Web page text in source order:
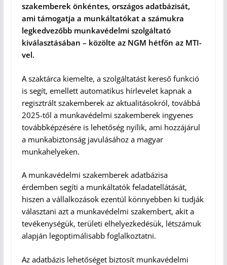
szakemberek önkéntes, országos adatbázisát,
ami támogatja a munkáltatókat a számukra
legkedvezőbb munkavédelmi szolgáltató
kiválasztásában – közölte az NGM hétfőn az MTI-
vel.
A szaktárca kiemelte, a szolgáltatást kereső funkció
is segít, emellett automatikus hírlevelet kapnak a
regisztrált szakemberek az aktualitásokról, továbbá
2025-től a munkavédelmi szakemberek ingyenes
továbbképzésére is lehetőség nyílik, ami hozzájárul
a munkabiztonság javulásához a magyar
munkahelyeken.
A munkavédelmi szakemberek adatbázisa
érdemben segíti a munkáltatók feladatellátását,
hiszen a vállalkozások ezentúl könnyebben ki tudják
választani azt a munkavédelmi szakembert, akit a
tevékenységük, területi elhelyezkedésük, létszámuk
alapján legoptimálisabb foglalkoztatni.
Az adatbázis lehetőséget biztosít munkavédelmi